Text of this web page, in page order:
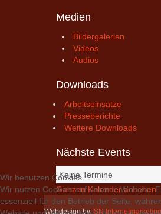
Medien
Bildergalerien
Videos
Audios
Downloads
Arbeitseinsätze
Presseberichte
Weitere Downloads
Nächste Events
Keine Termine
Ganzen Kalender ansehen
Webdesign byISN
Wir benutzen Cookies
Wir nutzen Cookies auf unserer Website.
essenziell für den Betrieb der Seite,